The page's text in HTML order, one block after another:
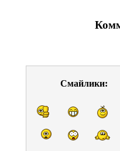
Смайлики: